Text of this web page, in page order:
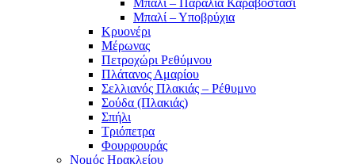
Μπαλί – Παραλία Καραβοστάσι
Μπαλί – Υποβρύχια
Κρυονέρι
Μέρωνας
Πετροχώρι Ρεθύμνου
Πλάτανος Αμαρίου
Σελλιανός Πλακιάς – Ρέθυμνο
Σούδα (Πλακιάς)
Σπήλι
Τριόπετρα
Φουρφουράς
Νομός Ηρακλείου